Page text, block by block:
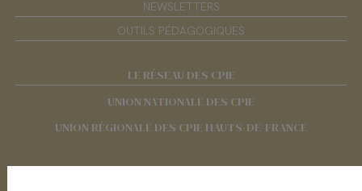
NEWSLETTERS
OUTILS PÉDAGOGIQUES
LE RÉSEAU DES CPIE
UNION NATIONALE DES CPIE
UNION RÉGIONALE DES CPIE HAUTS-DE-FRANCE